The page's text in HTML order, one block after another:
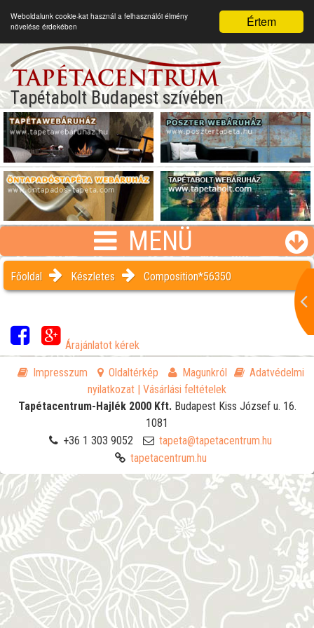
Értem
Weboldalunk cookie-kat használ a felhasználói élmény
növelése érdekében
Tapétabolt Budapest szívében
MENÜ
Főoldal Készletes Composition*56350
Árajánlatot kérek
Impresszum Oldaltérkép Magunkról
Adatvédelmi
nyilatkozat
| Vásárlási feltételek
Tapétacentrum-Hajlék 2000 Kft. Budapest Kiss József u. 16.
1081
+36 1 303 9052
tapeta@tapetacentrum.hu
tapetacentrum.hu